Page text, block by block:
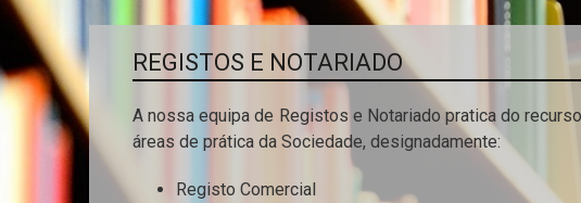
REGISTOS E NOTARIADO
A nossa equipa de Registos e Notariado pratica do
áreas de prática da Sociedade, designadamente:
Registo Comercial